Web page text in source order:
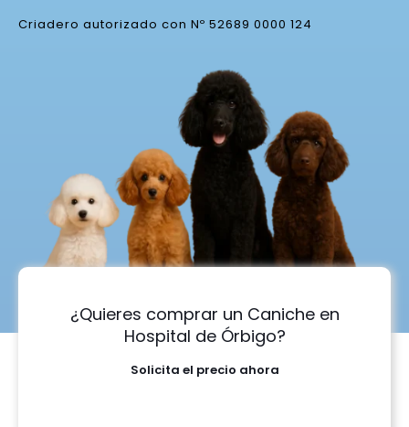
Criadero autorizado con Nº 52689 0000 124
¿Quieres comprar un Caniche en
Hospital de Órbigo?
Solicita el precio ahora